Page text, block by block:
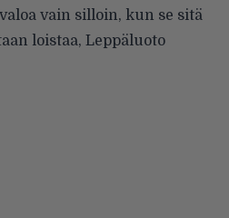
vain silloin, kun se sitä
loistaa, Leppäluoto